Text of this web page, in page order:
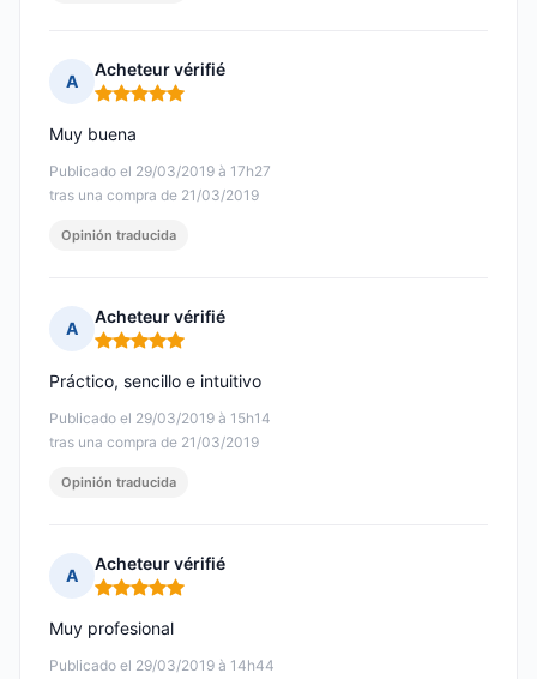
A
Acheteur vérifié
Nota: 5 de 5
Publicado el 29/03/2019 à 17h27
tras una compra de 21/03/2019
Muy buena
Opinión traducida
A
Acheteur vérifié
Nota: 5 de 5
Publicado el 29/03/2019 à 15h14
tras una compra de 21/03/2019
Práctico, sencillo e intuitivo
Opinión traducida
A
Acheteur vérifié
Nota: 5 de 5
Publicado el 29/03/2019 à 14h44
Muy profesional